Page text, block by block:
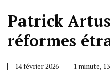
Patrick
réformes
14 février 2026 1 minute,